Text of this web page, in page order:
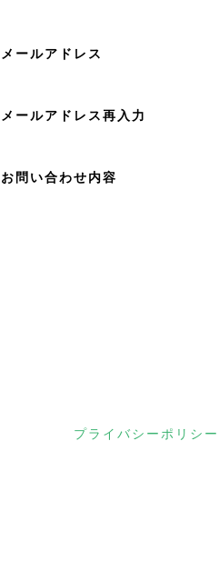
メールアドレス
メールアドレス再入力
お問い合わせ内容
プライバシーポリシー